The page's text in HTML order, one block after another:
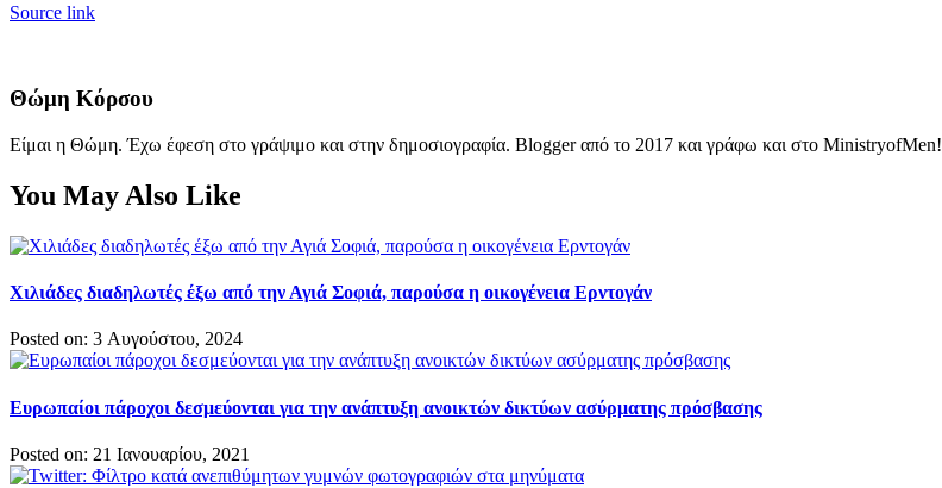
Source link
Θώμη Κόρσου
Είμαι η Θώμη. Έχω έφεση στο γράψιμο και στην δημοσιογραφία. Blogger από το 2017 και γράφω και στο MinistryofMen!
You May Also Like
Χιλιάδες διαδηλωτές έξω από την Αγιά Σοφιά, παρούσα η οικογένεια Ερντογάν
Posted on: 3 Αυγούστου, 2024
Ευρωπαίοι πάροχοι δεσμεύονται για την ανάπτυξη ανοικτών δικτύων ασύρματης πρόσβασης
Posted on: 21 Ιανουαρίου, 2021